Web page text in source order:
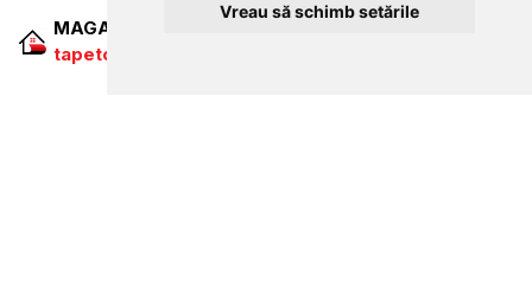
Vreau să schimb setările
MAGAZIN ONLINE
tapetcugarantie.ro